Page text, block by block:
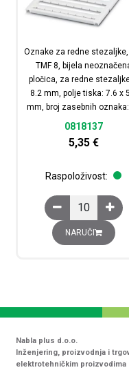
Oznake za redne stezaljke,
TMF 8, bijela
pločica, za redne
8.2 mm, polje tiska: 7.6 x
mm, broj zasebnih
0818137
5,35 €
Raspoloživost:
Oznake za
NARUČI
Nabla plus d.o.o.
Inženjering, proizvodnja i
elektrotehničkim proizvodima